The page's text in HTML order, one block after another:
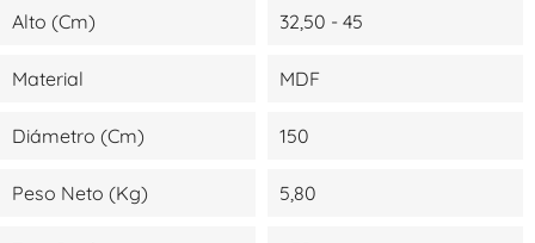
Alto (cm) 32,50 - 45
Material MDF
Diámetro (cm) 150
Peso Neto (kg) 5,80